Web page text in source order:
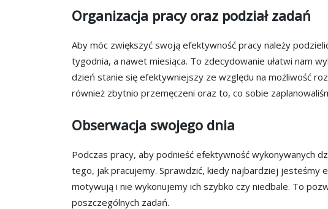
Organizacja pracy oraz podział zadań
Aby móc zwiększyć swoją efektywność pracy należy
tygodnia, a nawet miesiąca. To zdecydowanie ułatwi nam
dzień stanie się efektywniejszy ze względu na możliwość
również zbytnio przemęczeni oraz to, co sobie
Obserwacja swojego dnia
Podczas pracy, aby podnieść efektywność wykonywanych
tego, jak pracujemy. Sprawdzić, kiedy najbardziej jesteśmy
motywują i nie wykonujemy ich szybko czy niedbale. To
poszczególnych zadań.